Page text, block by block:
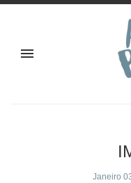
Janeiro